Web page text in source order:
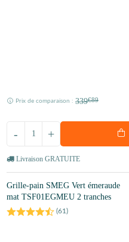
Prix de comparaison : 339€89
+
-
Livraison GRATUITE
Grille-pain SMEG Vert émeraude
mat TSF01EGMEU 2 tranches
(61)